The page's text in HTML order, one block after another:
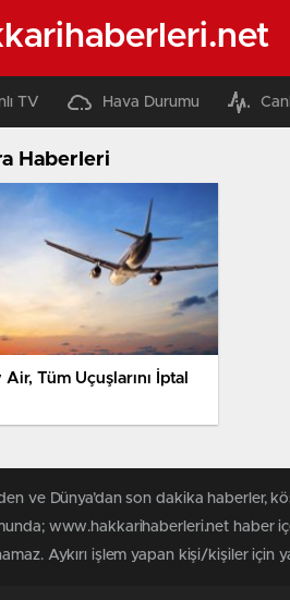
TV Hava Durumu
Haberleri
Tüm Uçuşlarını İptal
ve Dünya’dan son dakika haberler,
www.hakkarihaberleri.net haber
Aykırı işlem yapan kişi/kişiler